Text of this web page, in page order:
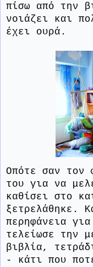
πίσω από την
νοιάζει και
έχει ουρά.
Οπότε σαν τον
του για να
καθίσει στο
ξετρελάθηκε.
περηφάνεια
τελείωσε την
βιβλία,
- κάτι που